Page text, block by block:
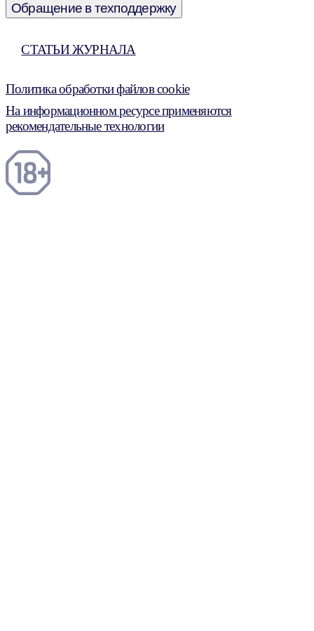
Обращение в техподдержку
СТАТЬИ ЖУРНАЛА
Политика обработки файлов cookie
На информационном ресурсе применяются
рекомендательные технологии